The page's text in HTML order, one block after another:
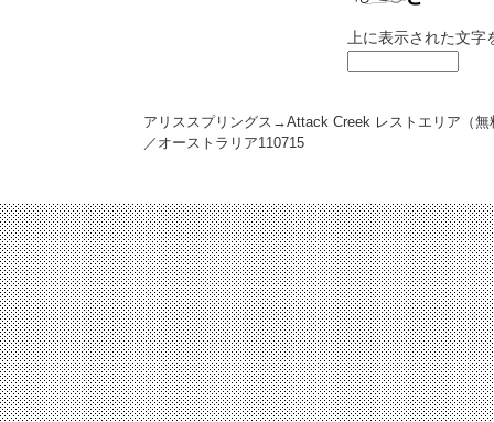
上に表示された文
アリススプリングス→Attack Creek レストエリア（無
／オーストラリア110715